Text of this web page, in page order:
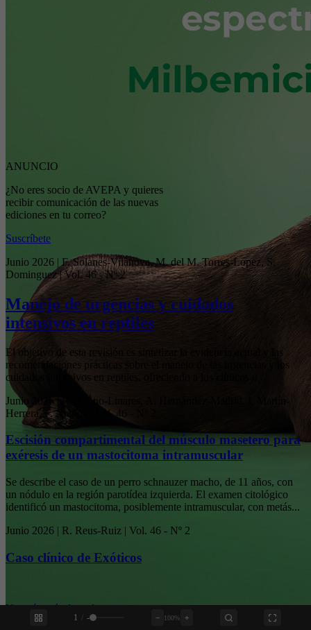
1 - − 100% +
ANUNCIO
¿No eres socio de AVEPA y quieres
recibir comunicación de las nuevas
ediciones en tu correo?
Suscríbete
Junio 2026 | F. Solanes-Vilanova, M. del M. Torres-Lopez, S.
Dominguez | Vol. 46 - Nº 2
Manejo de urgencias y cuidados
intensivos en reptiles
El objetivo de esta revisión es sintetizar la evidencia actual y las
recomendaciones prácticas sobre el manejo de las urgencias y los
cuidados intensivos en reptiles, ofreciendo a los clínicos u...
Junio 2026 | R. Ruano-Linares, A. Hernández-Madrid, I. Martín-
Herrera, F. Aranda | Vol. 46 - Nº 2
Escisión compartimental del músculo masetero para
exéresis de un mastocitoma intramuscular
Se describe el caso de un perro schnauzer macho, de 11 años, con
un nódulo en la región parotídea izquierda. El examen citológico
identificó un mastocitoma, posiblemente intramuscular, con metás...
Junio 2026 | R. Reus-Ruiz | Vol. 46 - Nº 2
Caso clínico de Exóticos
Ver más artículos relevantes›